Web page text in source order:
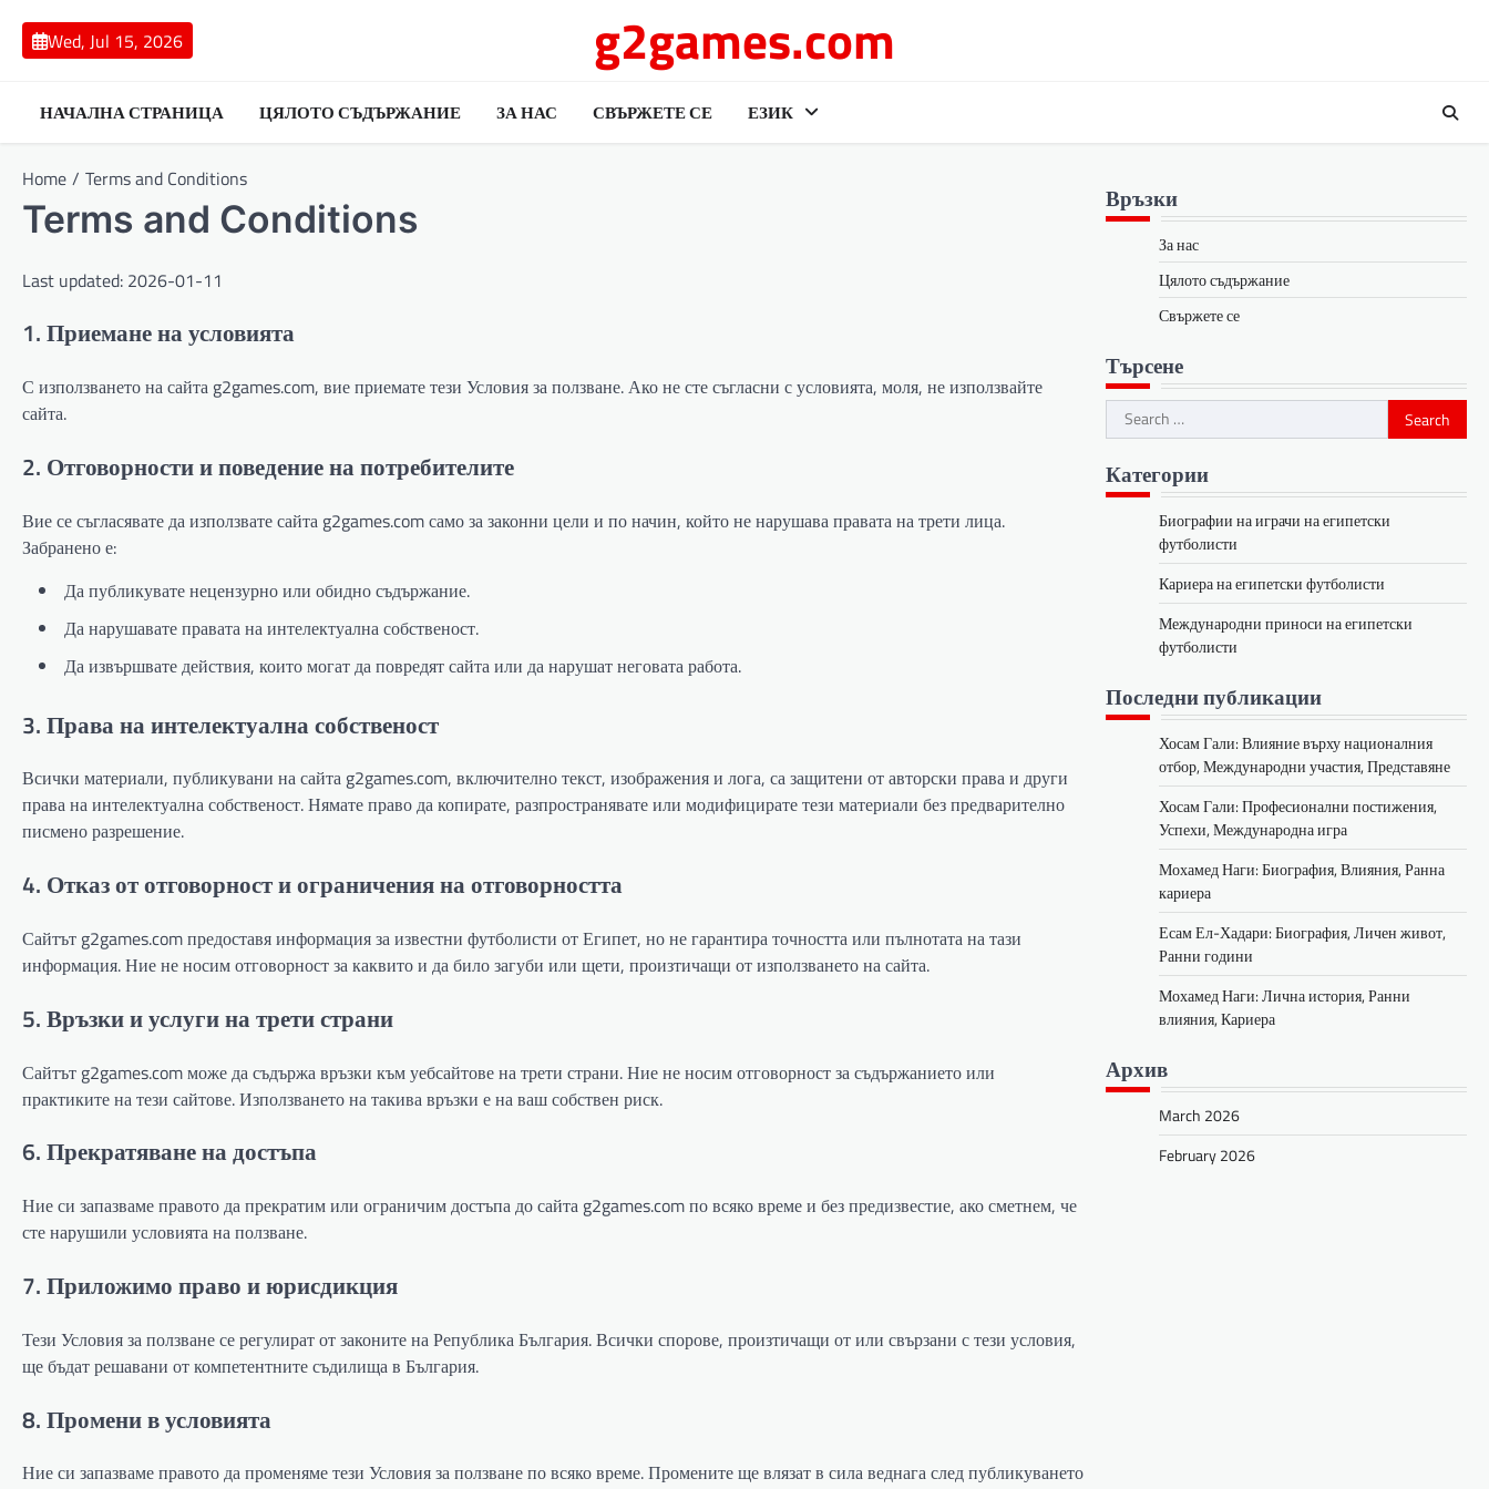
content
Wed, Jul 15, 2026 g2games.com
НАЧАЛНА СТРАНИЦА ЦЯЛОТО СЪДЪРЖАНИЕ ЗА НАС СВЪРЖЕТЕ СЕ ЕЗИК
Home Terms and Conditions
Terms and Conditions
Last updated: 2026-01-11
1. Приемане на условията
С използването на сайта g2games.com, вие приемате тези Условия за ползване. Ако не сте съгласни с условията, моля, не използвайте
сайта.
2. Отговорности и поведение на потребителите
Вие се съгласявате да използвате сайта g2games.com само за законни цели и по начин, който не нарушава правата на трети лица.
Забранено е:
Да публикувате нецензурно или обидно съдържание.
Да нарушавате правата на интелектуална собственост.
Да извършвате действия, които могат да повредят сайта или да нарушат неговата работа.
3. Права на интелектуална собственост
Всички материали, публикувани на сайта g2games.com, включително текст, изображения и лога, са защитени от авторски права и други
права на интелектуална собственост. Нямате право да копирате, разпространявате или модифицирате тези материали без предварително
писмено разрешение.
4. Отказ от отговорност и ограничения на отговорността
Сайтът g2games.com предоставя информация за известни футболисти от Египет, но не гарантира точността или пълнотата на тази
информация. Ние не носим отговорност за каквито и да било загуби или щети, произтичащи от използването на сайта.
5. Връзки и услуги на трети страни
Сайтът g2games.com може да съдържа връзки към уебсайтове на трети страни. Ние не носим отговорност за съдържанието или
практиките на тези сайтове. Използването на такива връзки е на ваш собствен риск.
6. Прекратяване на достъпа
Ние си запазваме правото да прекратим или ограничим достъпа до сайта g2games.com по всяко време и без предизвестие, ако сметнем, че
сте нарушили условията на ползване.
7. Приложимо право и юрисдикция
Тези Условия за ползване се регулират от законите на Република България. Всички спорове, произтичащи от или свързани с тези условия,
ще бъдат решавани от компетентните съдилища в България.
8. Промени в условията
Ние си запазваме правото да променяме тези Условия за ползване по всяко време. Промените ще влязат в сила веднага след публикуването
Връзки
За нас
Цялото съдържание
Свържете се
Търсене
Search
for:
Категории
Биографии на играчи на египетски
футболисти
Кариера на египетски футболисти
Международни приноси на египетски
футболисти
Последни публикации
Хосам Гали: Влияние върху националния
отбор, Международни участия, Представяне
Хосам Гали: Професионални постижения,
Успехи, Международна игра
Мохамед Наги: Биография, Влияния, Ранна
кариера
Есам Ел-Хадари: Биография, Личен живот,
Ранни години
Мохамед Наги: Лична история, Ранни
влияния, Кариера
Архив
March 2026
February 2026